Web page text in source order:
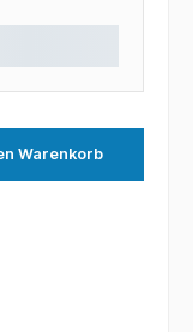
Warenkorb